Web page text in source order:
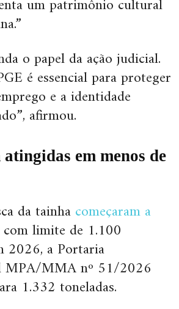
um patrimônio cultural
o papel da ação judicial.
é essencial para proteger
e a identidade
afirmou.
em menos de
da tainhacomeçaram a
limite de 1.100
2026, a Portaria
MPA/MMA nº 51/2026
1.332 toneladas.